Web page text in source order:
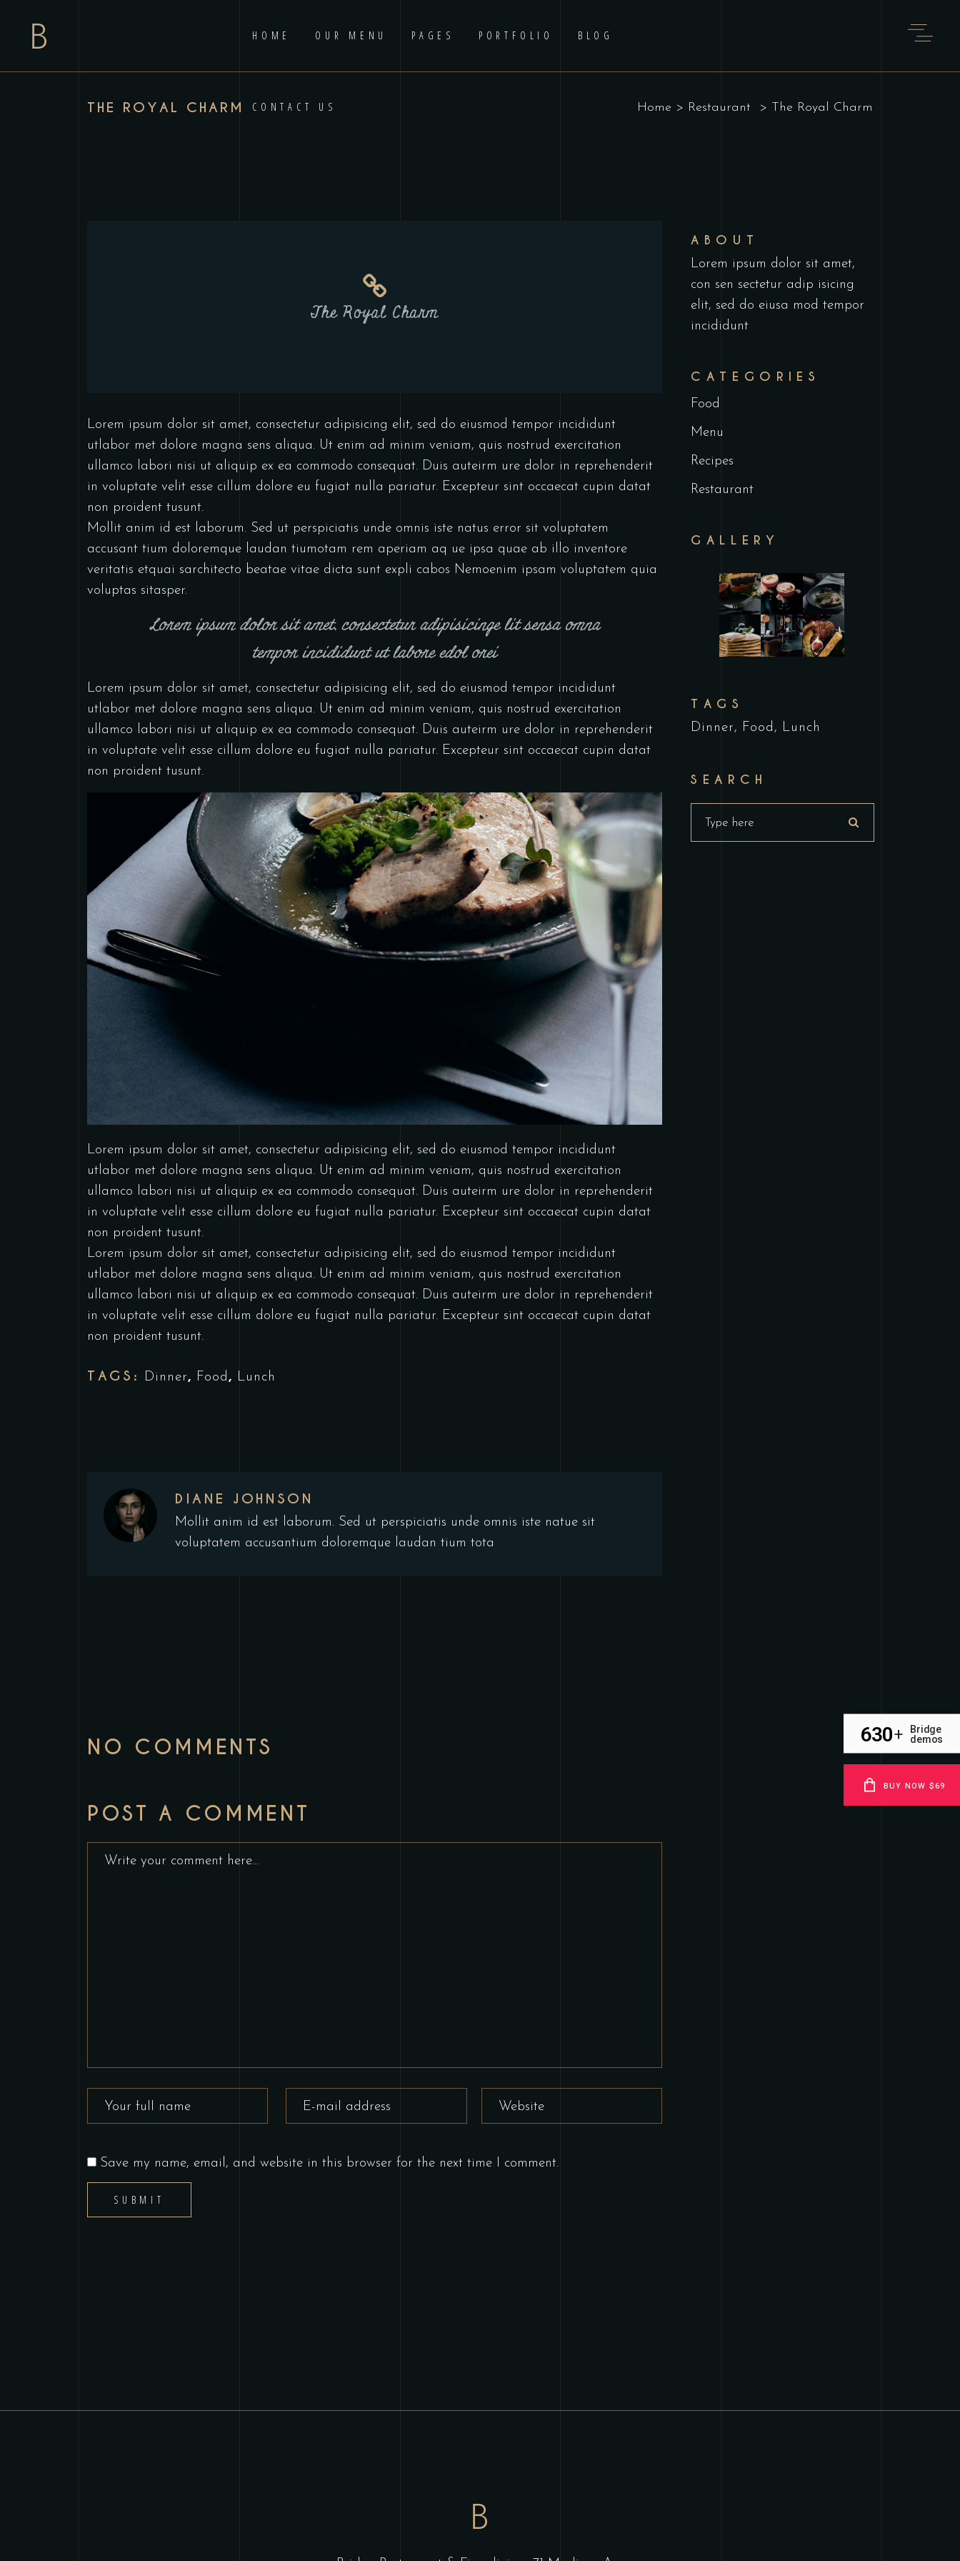
HOME OUR MENU PAGES PORTFOLIO BLOG
CONTACT US
THE ROYAL CHARM Home > Restaurant > The Royal Charm
The Royal Charm
Lorem ipsum dolor sit amet, consectetur adipisicing elit, sed do eiusmod tempor incididunt
utlabor met dolore magna sens aliqua. Ut enim ad minim veniam, quis nostrud exercitation
ullamco labori nisi ut aliquip ex ea commodo consequat. Duis auteirm ure dolor in reprehenderit
in voluptate velit esse cillum dolore eu fugiat nulla pariatur. Excepteur sint occaecat cupin datat
non proident tusunt.
Mollit anim id est laborum. Sed ut perspiciatis unde omnis iste natus error sit voluptatem
accusant tium doloremque laudan tiumotam rem aperiam aq ue ipsa quae ab illo inventore
veritatis etquai sarchitecto beatae vitae dicta sunt expli cabos Nemoenim ipsam voluptatem quia
voluptas sitasper.
Lorem ipsum dolor sit amet, consectetur adipisicinge lit sensa omna
tempor incididunt ut labore edol orei
Lorem ipsum dolor sit amet, consectetur adipisicing elit, sed do eiusmod tempor incididunt
utlabor met dolore magna sens aliqua. Ut enim ad minim veniam, quis nostrud exercitation
ullamco labori nisi ut aliquip ex ea commodo consequat. Duis auteirm ure dolor in reprehenderit
in voluptate velit esse cillum dolore eu fugiat nulla pariatur. Excepteur sint occaecat cupin datat
non proident tusunt.
Lorem ipsum dolor sit amet, consectetur adipisicing elit, sed do eiusmod tempor incididunt
utlabor met dolore magna sens aliqua. Ut enim ad minim veniam, quis nostrud exercitation
ullamco labori nisi ut aliquip ex ea commodo consequat. Duis auteirm ure dolor in reprehenderit
in voluptate velit esse cillum dolore eu fugiat nulla pariatur. Excepteur sint occaecat cupin datat
non proident tusunt.
Lorem ipsum dolor sit amet, consectetur adipisicing elit, sed do eiusmod tempor incididunt
utlabor met dolore magna sens aliqua. Ut enim ad minim veniam, quis nostrud exercitation
ullamco labori nisi ut aliquip ex ea commodo consequat. Duis auteirm ure dolor in reprehenderit
in voluptate velit esse cillum dolore eu fugiat nulla pariatur. Excepteur sint occaecat cupin datat
non proident tusunt.
TAGS: Dinner, Food, Lunch
DIANE JOHNSON
Mollit anim id est laborum. Sed ut perspiciatis unde omnis iste natue sit
voluptatem accusantium doloremque laudan tium tota
NO COMMENTS
POST A COMMENT
Save my name, email, and website in this browser for the next time I comment.
ABOUT
Lorem ipsum dolor sit amet,
con sen sectetur adip isicing
elit, sed do eiusa mod tempor
incididunt
CATEGORIES
Food
Menu
Recipes
Restaurant
GALLERY
TAGS
Dinner Food Lunch
SEARCH
630+
Bridge
demos
BUY NOW $69